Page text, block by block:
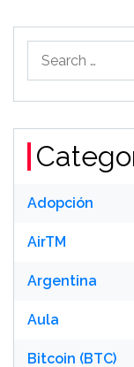
for:
Adopción
AirTM
Argentina
Aula
Bitcoin (BTC)